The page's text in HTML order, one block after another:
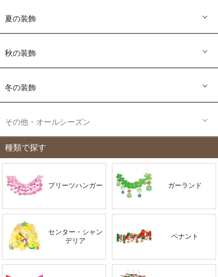
夏の装飾
秋の装飾
冬の装飾
その他・オールシーズン
種類で探す
プリーツハンガー ガーランド
センター・シャン
デリア
ペナント